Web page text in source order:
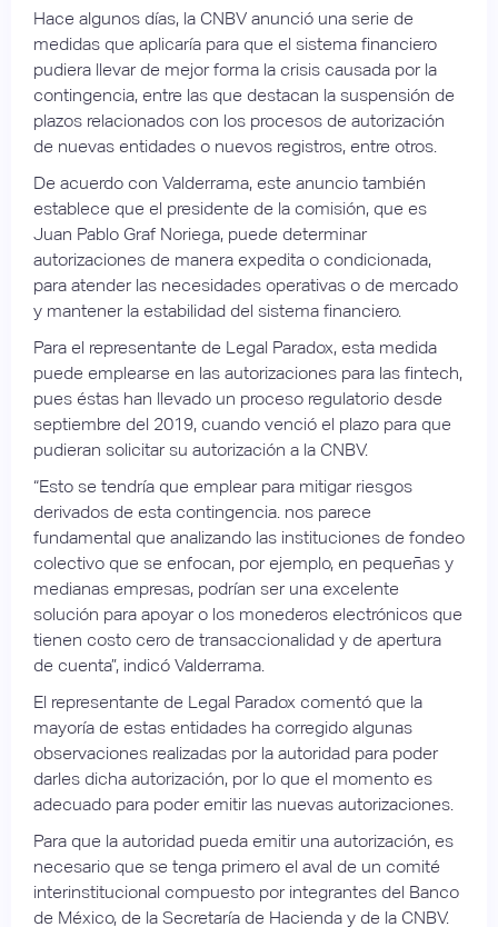
Hace algunos días, la CNBV anunció una serie de
medidas que aplicaría para que el sistema financiero
pudiera llevar de mejor forma la crisis causada por la
contingencia, entre las que destacan la suspensión de
plazos relacionados con los procesos de autorización
de nuevas entidades o nuevos registros, entre otros.
De acuerdo con Valderrama, este anuncio también
establece que el presidente de la comisión, que es
Juan Pablo Graf Noriega, puede determinar
autorizaciones de manera expedita o condicionada,
para atender las necesidades operativas o de mercado
y mantener la estabilidad del sistema financiero.
Para el representante de Legal Paradox, esta medida
puede emplearse en las autorizaciones para las fintech,
pues éstas han llevado un proceso regulatorio desde
septiembre del 2019, cuando venció el plazo para que
pudieran solicitar su autorización a la CNBV.
“Esto se tendría que emplear para mitigar riesgos
derivados de esta contingencia. nos parece
fundamental que analizando las instituciones de fondeo
colectivo que se enfocan, por ejemplo, en pequeñas y
medianas empresas, podrían ser una excelente
solución para apoyar o los monederos electrónicos que
tienen costo cero de transaccionalidad y de apertura
de cuenta”, indicó Valderrama.
El representante de Legal Paradox comentó que la
mayoría de estas entidades ha corregido algunas
observaciones realizadas por la autoridad para poder
darles dicha autorización, por lo que el momento es
adecuado para poder emitir las nuevas autorizaciones.
Para que la autoridad pueda emitir una autorización, es
necesario que se tenga primero el aval de un comité
interinstitucional compuesto por integrantes del Banco
de México, de la Secretaría de Hacienda y de la CNBV.